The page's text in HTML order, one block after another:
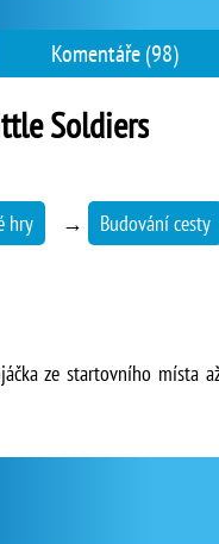
Komentáře (98)
Soldiers
hry → Budování cesty
ze startovního místa